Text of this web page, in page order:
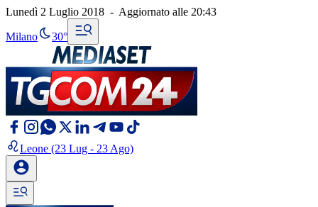
Lunedì 2 Luglio 2018 - Aggiornato alle 20:43
Milano 30°
Leone (23 Lug - 23 Ago)